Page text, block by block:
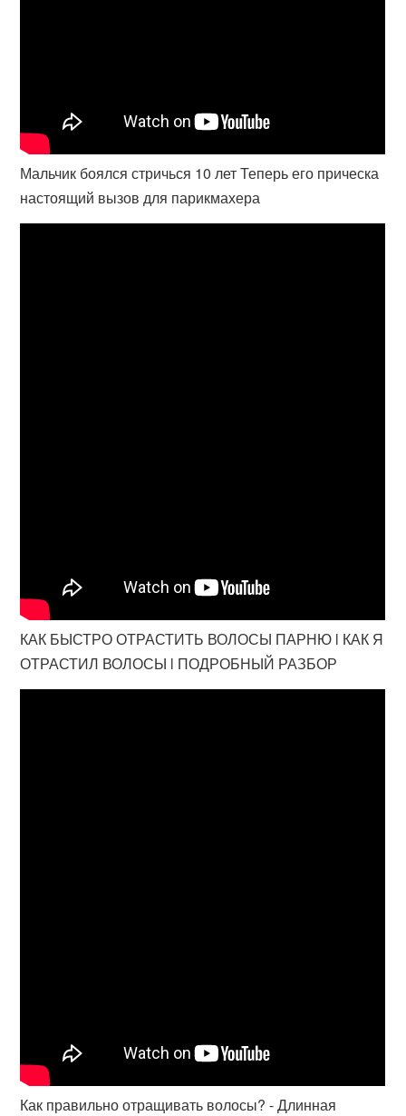
Мальчик боялся стричься 10 лет Теперь его прическа
настоящий вызов для парикмахера
КАК БЫСТРО ОТРАСТИТЬ ВОЛОСЫ ПАРНЮ l КАК Я
ОТРАСТИЛ ВОЛОСЫ l ПОДРОБНЫЙ РАЗБОР
Как правильно отращивать волосы? - Длинная